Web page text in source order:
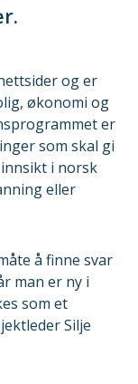
og er
økonomi og
er
som skal gi
i norsk
eller
å finne svar
man er ny i
som et
Silje